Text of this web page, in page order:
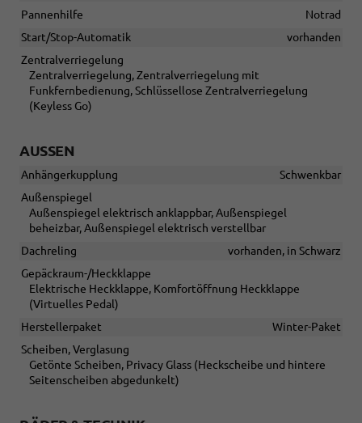
Pannenhilfe
Notrad
Start/Stop-Automatik
vorhanden
Zentralverriegelung
Zentralverriegelung, Zentralverriegelung mit
Funkfernbedienung, Schlüssellose Zentralverriegelung
(Keyless Go)
AUSSEN
Anhängerkupplung
Schwenkbar
Außenspiegel
Außenspiegel elektrisch anklappbar, Außenspiegel
beheizbar, Außenspiegel elektrisch verstellbar
Dachreling
vorhanden, in Schwarz
Gepäckraum-/Heckklappe
Elektrische Heckklappe, Komfortöffnung Heckklappe
(Virtuelles Pedal)
Herstellerpaket
Winter-Paket
Scheiben, Verglasung
Getönte Scheiben, Privacy Glass (Heckscheibe und hintere
Seitenscheiben abgedunkelt)